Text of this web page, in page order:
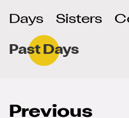
Days Sisters
Past Days
Previous